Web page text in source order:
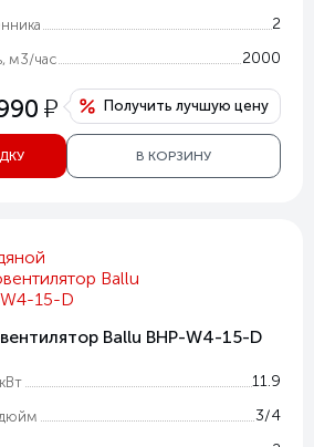
2
м3/час 2000
у Получить лучшую цену
В КОРЗИНУ
Ballu BHP-W4-15-D
11.9
3/4